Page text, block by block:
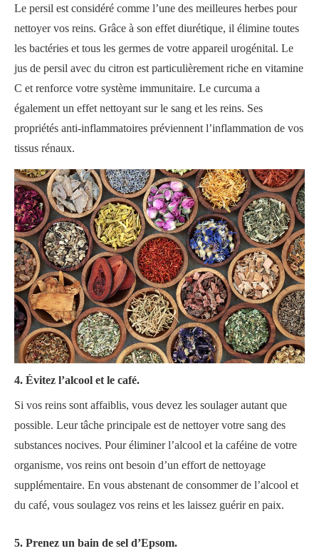
Le persil est considéré comme l’une des meilleures herbes pour
nettoyer vos reins. Grâce à son effet diurétique, il élimine toutes
les bactéries et tous les germes de votre appareil urogénital. Le
jus de persil avec du citron est particulièrement riche en vitamine
C et renforce votre système immunitaire. Le curcuma a
également un effet nettoyant sur le sang et les reins. Ses
propriétés anti-inflammatoires préviennent l’inflammation de vos
tissus rénaux.
4. Évitez l’alcool et le café.
Si vos reins sont affaiblis, vous devez les soulager autant que
possible. Leur tâche principale est de nettoyer votre sang des
substances nocives. Pour éliminer l’alcool et la caféine de votre
organisme, vos reins ont besoin d’un effort de nettoyage
supplémentaire. En vous abstenant de consommer de l’alcool et
du café, vous soulagez vos reins et les laissez guérir en paix.
5. Prenez un bain de sel d’Epsom.